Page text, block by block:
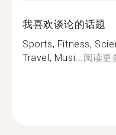
我喜欢谈论的话题
Sports, Fitness,
Travel, Musi...阅读更